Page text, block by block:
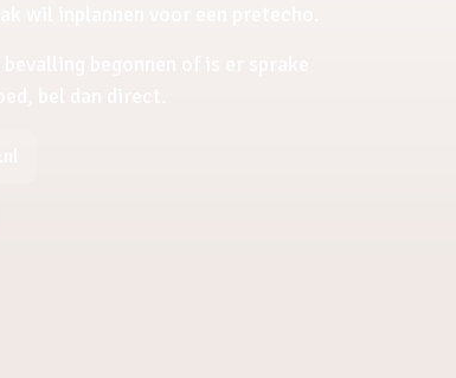
wil inplannen voor een pretecho.
begonnen of is er sprake